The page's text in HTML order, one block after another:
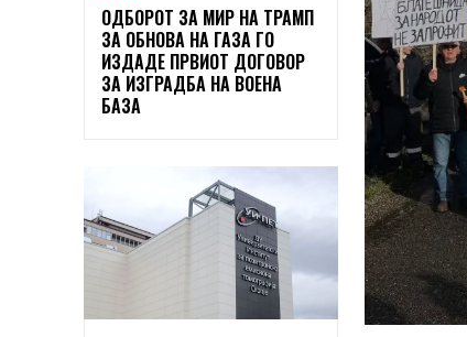
ОДБОРОТ ЗА МИР НА ТРАМП
ЗА ОБНОВА НА ГАЗА ГО
ИЗДАДЕ ПРВИОТ ДОГОВОР
ЗА ИЗГРАДБА НА ВОЕНА
БАЗА